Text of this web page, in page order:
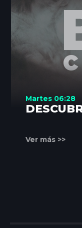
Martes 06:28
Ver más >>